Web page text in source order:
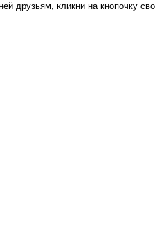
друзьям, кликни на кнопочку